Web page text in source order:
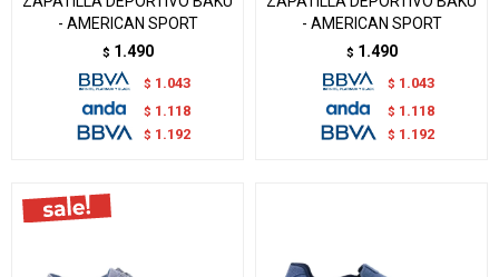
- AMERICAN SPORT
$ 1.490
$ 1.043
$ 1.118
$ 1.192
- AMERICAN SPORT
$ 1.490
$ 1.043
$ 1.118
$ 1.192